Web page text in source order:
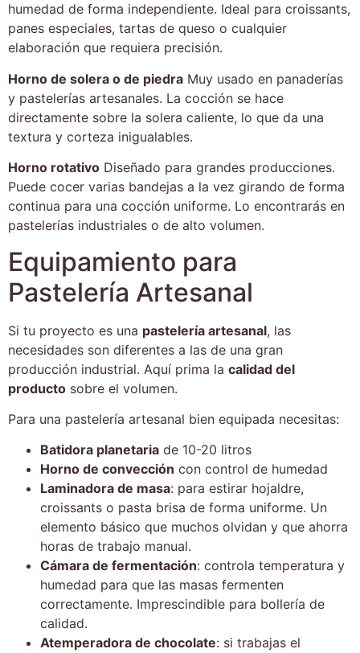
humedad de forma independiente. Ideal para croissants,
panes especiales, tartas de queso o cualquier
elaboración que requiera precisión.
Horno de solera o de piedra Muy usado en panaderías
y pastelerías artesanales. La cocción se hace
directamente sobre la solera caliente, lo que da una
textura y corteza inigualables.
Horno rotativo Diseñado para grandes producciones.
Puede cocer varias bandejas a la vez girando de forma
continua para una cocción uniforme. Lo encontrarás en
pastelerías industriales o de alto volumen.
Equipamiento para
Pastelería Artesanal
Si tu proyecto es una pastelería artesanal, las
necesidades son diferentes a las de una gran
producción industrial. Aquí prima la calidad del
producto sobre el volumen.
Para una pastelería artesanal bien equipada necesitas:
Batidora planetaria de 10-20 litros
Horno de convección con control de humedad
Laminadora de masa: para estirar hojaldre,
croissants o pasta brisa de forma uniforme. Un
elemento básico que muchos olvidan y que ahorra
horas de trabajo manual.
Cámara de fermentación: controla temperatura y
humedad para que las masas fermenten
correctamente. Imprescindible para bollería de
calidad.
Atemperadora de chocolate: si trabajas el